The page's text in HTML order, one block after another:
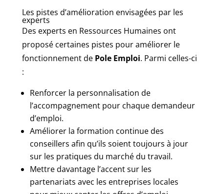
Les pistes d’amélioration envisagées par les
experts
Des experts en Ressources Humaines ont
proposé certaines pistes pour améliorer le
fonctionnement de Pole Emploi. Parmi celles-ci
:
Renforcer la personnalisation de
l’accompagnement pour chaque demandeur
d’emploi.
Améliorer la formation continue des
conseillers afin qu’ils soient toujours à jour
sur les pratiques du marché du travail.
Mettre davantage l’accent sur les
partenariats avec les entreprises locales